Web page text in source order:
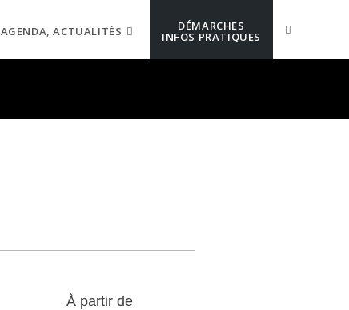
AGENDA, ACTUALITÉS DÉMARCHES
INFOS PRATIQUES
À partir de